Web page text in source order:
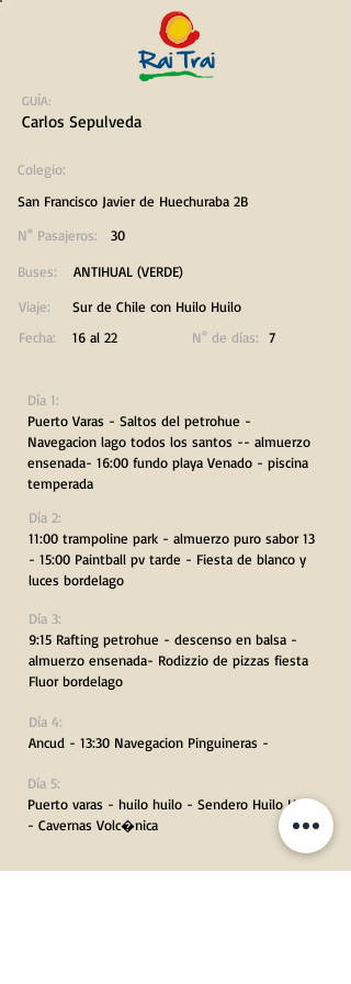
GUÍA:
Carlos Sepulveda
Colegio:
San Francisco Javier de Huechuraba 2B
N° Pasajeros:
30
Buses:
ANTIHUAL (VERDE)
Viaje:
Sur de Chile con Huilo Huilo
Fecha:
16 al 22 N° de días: 7
Día 1:
Puerto Varas - Saltos del petrohue -
Navegacion lago todos los santos -- almuerzo
ensenada- 16:00 fundo playa Venado - piscina
temperada
Día 2:
11:00 trampoline park - almuerzo puro sabor 13
- 15:00 Paintball pv tarde - Fiesta de blanco y
luces bordelago
Día 3:
9:15 Rafting petrohue - descenso en balsa -
almuerzo ensenada- Rodizzio de pizzas fiesta
Fluor bordelago
Día 4:
Ancud - 13:30 Navegacion Pinguineras -
Día 5:
Puerto varas - huilo huilo - Sendero Huilo Huilo
- Cavernas Volc�nica
Día 6: